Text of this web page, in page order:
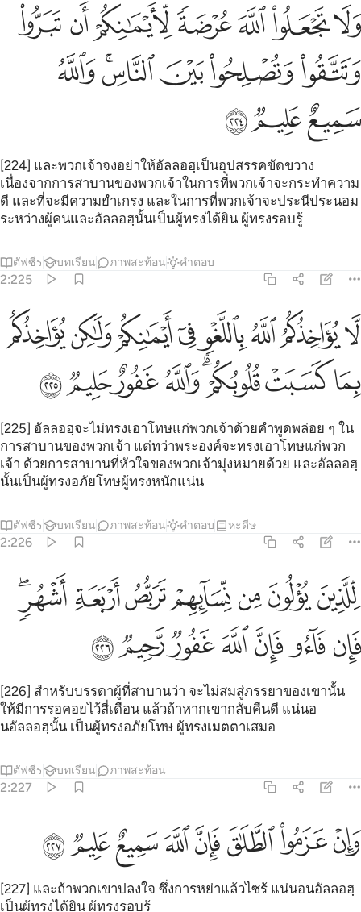
ولا تجعلوا الله عرضة لايمانكم ان تبروا وتتقوا وتصلحوا بين الناس والله
وَلَا تَجْعَلُوا۟ ٱللَّهَ عُرْضَةًۭ لِّأَيْمَـٰنِكُمْ أَن تَبَرُّوا۟ وَتَتَّقُوا۟ وَتُصْلِحُوا۟
ﳃﳄﳅﳆﳇﳈﳉ
ﳊﳋﳌﳍﳎﳏ
ﳐﳑﳒ
[224] และพวกเจ้าจงอย่าให้อัลลอฮฺเป็นอุปสรรคขัดขวาง
เนื่องจากการสาบานของพวกเจ้าในการที่พวกเจ้าจะกระทำความ
ดี และที่จะมีความยำเกรง และในการที่พวกเจ้าจะประนีประนอม
ระหว่างผู้คนและอัลลอฮฺนั้นเป็นผู้ทรงได้ยิน ผู้ทรงรอบรู้
ตัฟซีร บทเรียน ภาพสะท้อน คำตอบ
2:225
لا يواخذكم الله باللغو في ايمانكم ولاكن يواخذكم بما كسبت قلوبكم
لَّا يُؤَاخِذُكُمُ ٱللَّهُ بِٱللَّغْوِ فِىٓ أَيْمَـٰنِكُمْ وَلَـٰكِن يُؤَاخِذُكُم بِمَا كَسَبَتْ
ﱁﱂﱃﱄﱅﱆﱇﱈ
ﱉ ﱊﱋﱌﱍﱎﱏﱐ
[225] อัลลอฮฺจะไม่ทรงเอาโทษแก่พวกเจ้าด้วยคำพูดพล่อย ๆ ใน
การสาบานของพวกเจ้า แต่ทว่าพระองค์จะทรงเอาโทษแก่พวก
เจ้า ด้วยการสาบานที่หัวใจของพวกเจ้ามุ่งหมายด้วย และอัลลอฮฺ
นั้นเป็นผู้ทรงอภัยโทษผู้ทรงหนักแน่น
ตัฟซีร บทเรียน ภาพสะท้อน คำตอบ หะดีษ
2:226
للذين يولون من نسايهم تربص اربعة اشهر فان فاءوا فان الله غفور رحيم
لِّلَّذِينَ يُؤْلُونَ مِن نِّسَآئِهِمْ تَرَبُّصُ أَرْبَعَةِ أَشْهُرٍۢ ۖ فَإِن فَآءُو فَإِنَّ ٱللَّهَ
ﱑﱒﱓﱔﱕﱖﱗﱘ
ﱙﱚﱛﱜﱝﱞﱟ
[226] สำหรับบรรดาผู้ที่สาบานว่า จะไม่สมสู่ภรรยาของเขานั้น
ให้มีการรอคอยไว้สี่เดือน แล้วถ้าหากเขากลับคืนดี แน่นอ
นอัลลอฮฺนั้น เป็นผู้ทรงอภัยโทษ ผู้ทรงเมตตาเสมอ
ตัฟซีร บทเรียน ภาพสะท้อน
2:227
وان عزموا الطلاق فان الله سميع عليم ٢٢٧
وَإِنْ عَزَمُوا۟ ٱلطَّلَـٰقَ فَإِنَّ ٱللَّهَ سَمِيعٌ عَلِيمٌۭ ٢٢٧
ﱠﱡﱢﱣﱤﱥﱦﱧ
[227] และถ้าพวกเขาปลงใจ ซึ่งการหย่าแล้วไซร้ แน่นอนอัลลอฮฺ
เป็นผู้ทรงได้ยิน ผู้ทรงรอบรู้